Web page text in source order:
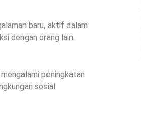
baru, aktif dalam
dengan orang lain.
peningkatan
sosial.